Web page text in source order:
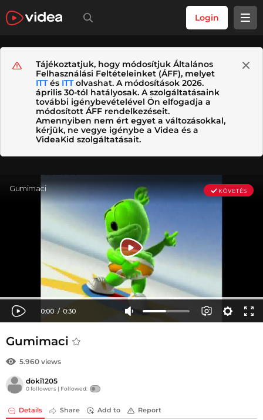
Login
Tájékoztatjuk, hogy módosítjuk Általános
Felhasználási Feltételeinket (ÁFF), melyet
ITTés ITTolvashat. A módosítások 2026.
április 30-tól hatályosak. A szolgáltatásaink
további igénybevételével Ön elfogadja a
módosított ÁFF rendelkezéseit.
Amennyiben nem ért egyet a változásokkal,
kérjük, ne vegye igénybe a Videa és a
VideaKid szolgáltatásait.
Gumimaci
5.960 views
doki1205
0 followers | Followed:
Details Share Add to Report